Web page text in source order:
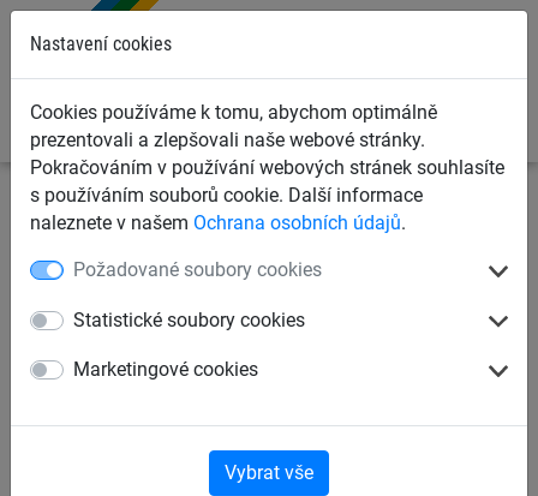
Nastavení cookies
Cookies používáme k tomu, abychom optimálně
prezentovali a zlepšovali naše webové stránky.
Pokračováním v používání webových stránek souhlasíte
s používáním souborů cookie. Další informace
naleznete v našem Ochrana osobních údajů.
Požadované soubory cookies
Statistické soubory cookies
Marketingové cookies
Vybrat vše
Sportovní sítě Sítě na volejbal
Volejbalové sítě pro
Značení hřiště pro plážový
volejbal, polypropylen